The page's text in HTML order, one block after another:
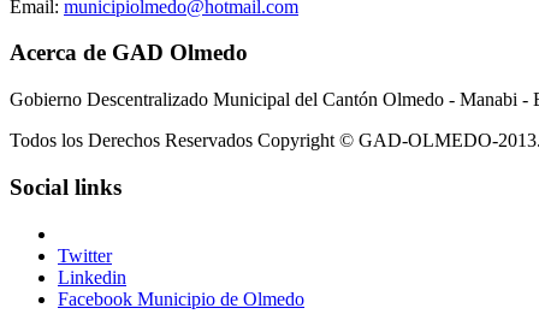
Email: municipiolmedo@hotmail.com
Acerca de GAD Olmedo
Gobierno Descentralizado Municipal del Cantón Olmedo - Manabi -
Todos los Derechos Reservados Copyright © GAD-OLMEDO-2013.
Social links
Twitter
Linkedin
Facebook Municipio de Olmedo